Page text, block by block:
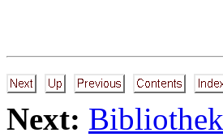
Next: Bibliothek